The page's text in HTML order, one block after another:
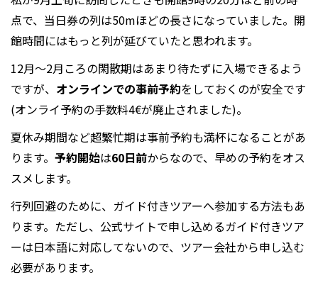
点で、当日券の列は50mほどの長さになっていました。開
館時間にはもっと列が延びていたと思われます。
12月～2月ころの閑散期はあまり待たずに入場できるよう
ですが、 オンラインでの事前予約をしておくのが安全です
(オンライ予約の手数料4€が廃止されました)。
夏休み期間など超繁忙期は事前予約も満杯になることがあ
ります。 予約開始は60日前からなので、早めの予約をオス
スメします。
行列回避のために、ガイド付きツアーへ参加する方法もあ
ります。ただし、公式サイトで申し込めるガイド付きツア
ーは日本語に対応してないので、ツアー会社から申し込む
必要があります。